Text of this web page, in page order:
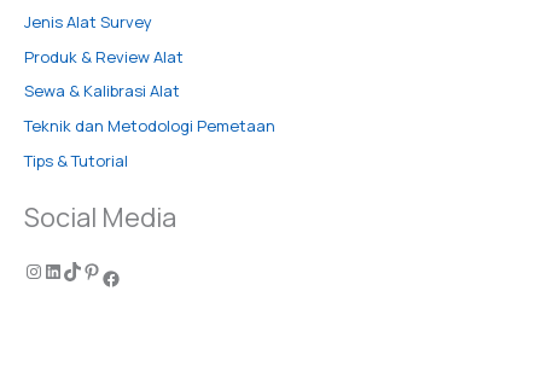
Jenis Alat Survey
Produk & Review Alat
Sewa & Kalibrasi Alat
Teknik dan Metodologi Pemetaan
Tips & Tutorial
Social Media